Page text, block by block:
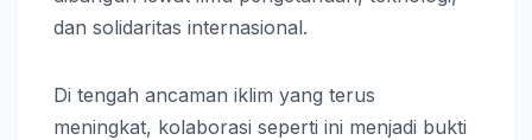
dan solidaritas internasional.
Di tengah ancaman iklim yang terus
meningkat, kolaborasi seperti ini menjadi bukti